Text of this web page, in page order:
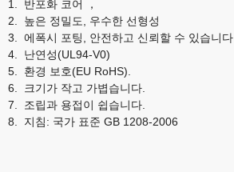
1. 반포화 코어
，
2.
높은 정밀도, 우수한 선형성
3.
에폭시 포팅, 안전하고 신뢰할 수 있습니다
4.
난연성(UL94-V0)
5.
환경 보호(EU RoHS).
6.
크기가 작고 가볍습니다.
7.
조립과 용접이 쉽습니다.
8.
지침: 국가 표준 GB 1208-2006